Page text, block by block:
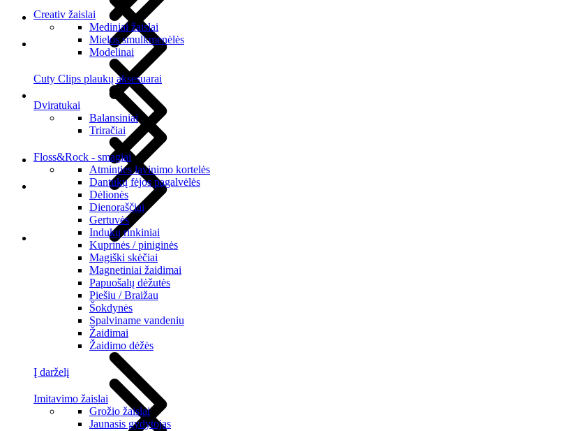
Creativ žaislai
Mediniai žaislai
Mielos smulkmenėlės
Modelinai
Cuty Clips plaukų aksesuarai
Dviratukai
Balansiniai
Triračiai
Floss&Rock - smagiai
Atminties lavinimo kortelės
Dantukų fėjos pagalvėlės
Dėlionės
Dienoraščiai
Gertuvės
Indukų rinkiniai
Kuprinės / piniginės
Magiški skėčiai
Magnetiniai žaidimai
Papuošalų dėžutės
Piešiu / Braižau
Šokdynės
Spalviname vandeniu
Žaidimai
Žaidimo dėžės
Į darželį
Imitavimo žaislai
Grožio žaislai
Jaunasis gydytojas